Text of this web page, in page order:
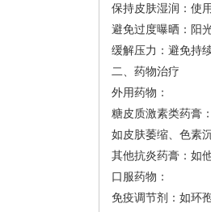
保持皮肤湿润：使
避免过度曝晒：阳
缓解压力：避免持
二、药物治疗
外用药物：
糖皮质激素类药膏
如皮肤萎缩、色素
其他抗炎药膏：如
口服药物：
免疫调节剂：如环